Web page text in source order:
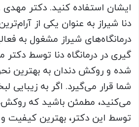
ایشان استفاده کنید. دکتر مهدی
دنا شیراز به عنوان یکی از
درمانگاه‌های شیراز مشغول به
گیری در درمانگاه دنا توسط
شده و روکش دندان به بهترین
شما قرار می‌گیرد. اگر به زیبایی
می‌کنید، مطمئن باشید که
توسط این دکتر، بهترین کیفیت و